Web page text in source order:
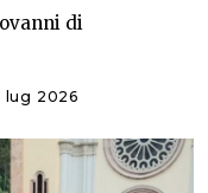
di
lug 2026